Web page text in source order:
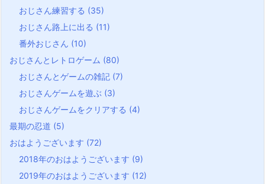
おじさん練習する (35)
おじさん路上に出る (11)
番外おじさん (10)
おじさんとレトロゲーム (80)
おじさんとゲームの雑記 (7)
おじさんゲームを遊ぶ (3)
おじさんゲームをクリアする (4)
最期の忍道 (5)
おはようございます (72)
2018年のおはようございます (9)
2019年のおはようございます (12)